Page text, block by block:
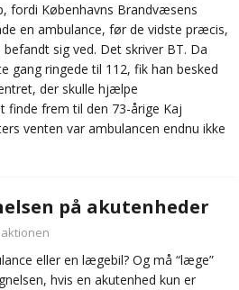
fordi Københavns Brandvæsens
en ambulance, før de vidste præcis,
sig ved. Det skriver BT. Da
gang ringede til 112, fik han besked
der skulle hjælpe
finde frem til den 73-årige Kaj
venten var ambulancen endnu ikke
på akutenheder
eller en lægebil? Og må “læge”
hvis en akutenhed kun er